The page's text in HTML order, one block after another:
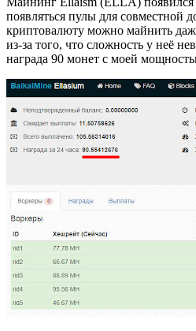
появляться пулы для совместной
криптовалюту можно майнить
из-за того, что сложность у неё
награда 90 монет с моей